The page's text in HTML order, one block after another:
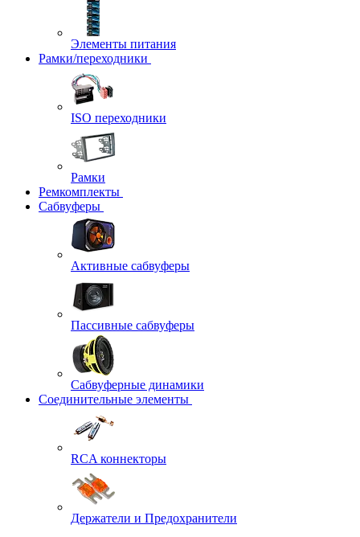
Элементы питания
Рамки/переходники
ISO переходники
Рамки
Ремкомплекты
Сабвуферы
Активные сабвуферы
Пассивные сабвуферы
Сабвуферные динамики
Соединительные элементы
RCA коннекторы
Держатели и Предохранители